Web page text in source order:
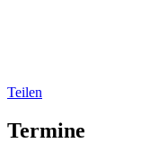
Teilen
Termine